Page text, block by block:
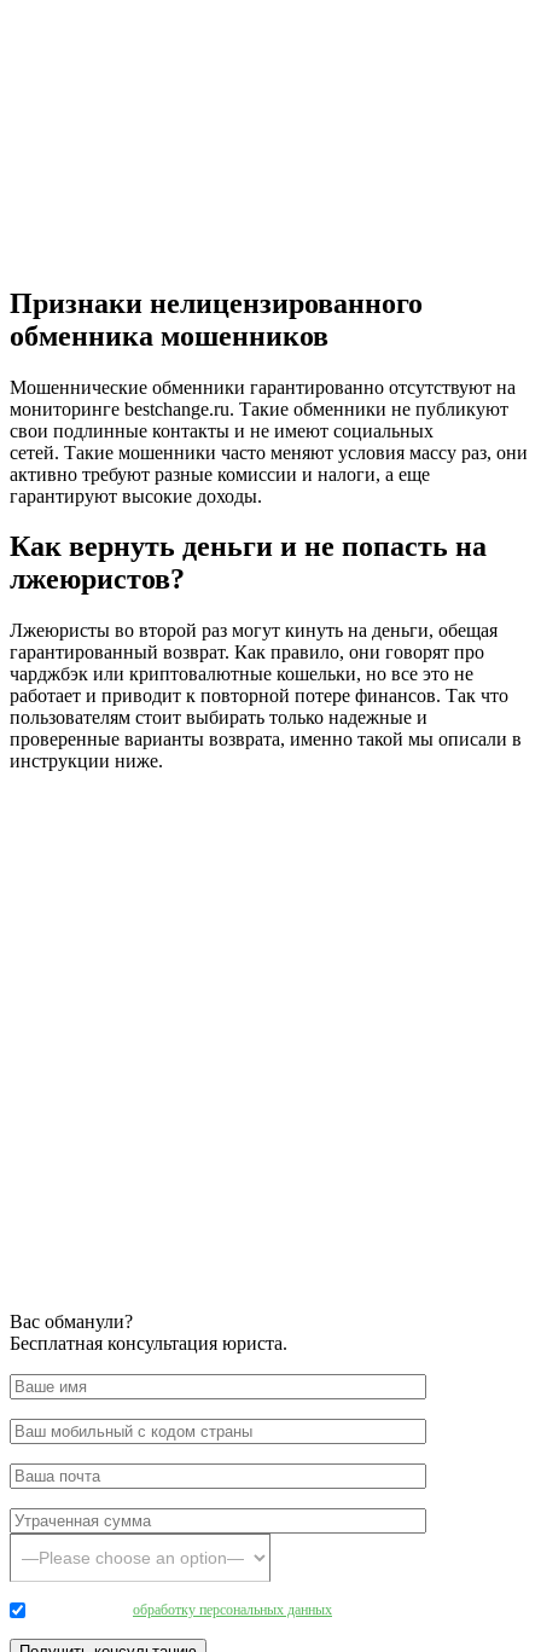
Признаки нелицензированного
обменника мошенников
Мошеннические обменники гарантированно отсутствуют на
мониторинге bestchange.ru. Такие обменники не публикуют
свои подлинные контакты и не имеют социальных
сетей. Такие мошенники часто меняют условия массу раз, они
активно требуют разные комиссии и налоги, а еще
гарантируют высокие доходы.
Как вернуть деньги и не попасть на
лжеюристов?
Лжеюристы во второй раз могут кинуть на деньги, обещая
гарантированный возврат. Как правило, они говорят про
чарджбэк или криптовалютные кошельки, но все это не
работает и приводит к повторной потере финансов. Так что
пользователям стоит выбирать только надежные и
проверенные варианты возврата, именно такой мы описали в
инструкции ниже.
Вас обманули?
Бесплатная консультация юриста.
обработку персональных данных